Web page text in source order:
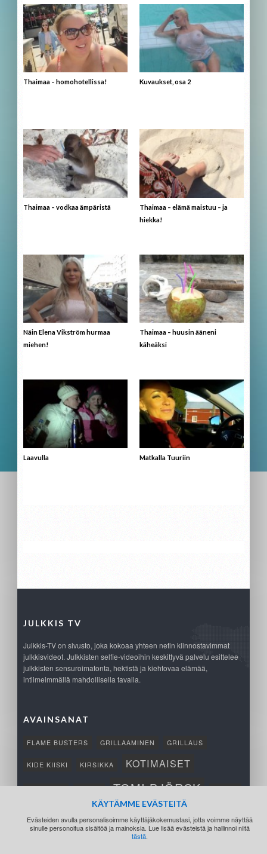
Thaimaa – homohotellissa! Kuvaukset, osa 2
Thaimaa – vodkaa ämpäristä
Thaimaa – elämä maistuu – ja
hiekka!
Näin Elena Vikström hurmaa
miehen!
Thaimaa – huusin ääneni
käheäksi
Laavulla Matkalla Tuuriin
JULKKIS TV
Julkkis-TV on sivusto, joka kokoaa yhteen netin kiinnostavimmat
julkkisvideot. Julkkisten selfie-videoihin keskittyvä palvelu esittelee
julkkisten sensuroimatonta, hektistä ja kiehtovaa elämää,
intiimeimmällä mahdollisella tavalla.
AVAINSANAT
FLAME BUSTERS GRILLAAMINEN GRILLAUS
KIDE KIISKI KIRSIKKA KOTIMAISET
TOMI BJÖRCK
KÄYTÄMME EVÄSTEITÄ
Evästeiden avulla personalisoimme käyttäjäkokemustasi, jotta voimme näyttää
sinulle personoitua sisältöä ja mainoksia. Lue lisää evästeistä ja hallinnoi niitä
tästä.